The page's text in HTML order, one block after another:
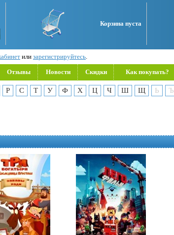
Корзина пуста
или зарегистрируйтесь.
Отзывы Новости Скидки Как покупать?
Р С Т У Ф Х Ц Ч Ш Щ Ь
Ъ